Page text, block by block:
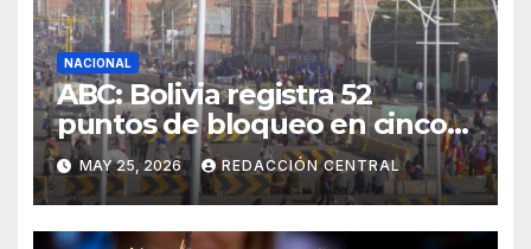
NACIONAL
ABC: Bolivia registra 52
puntos de bloqueo en cinco
departamentos
MAY 25, 2026 REDACCIÓN CENTRAL